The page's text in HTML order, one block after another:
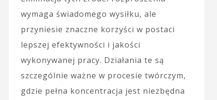
wymaga świadomego wysiłku, ale
przyniesie znaczne korzyści w postaci
lepszej efektywności i jakości
wykonywanej pracy. Działania te są
szczególnie ważne w procesie twórczym,
gdzie pełna koncentracja jest niezbędna